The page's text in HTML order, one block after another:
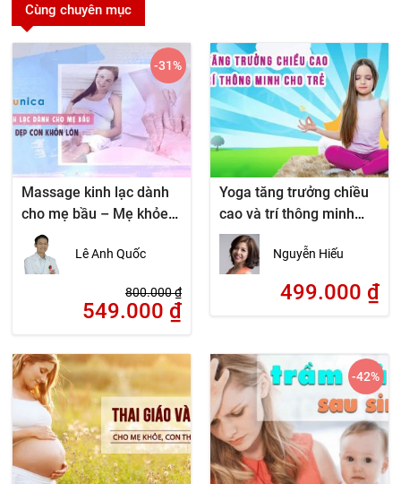
Cùng chuyên mục
Massage kinh lạc dành
cho mẹ bầu – Mẹ khỏe
đẹp con khôn lớn
Lê Anh Quốc
800.000₫
549.000 ₫
-31%
Yoga tăng trưởng chiều
cao và trí thông minh
cho trẻ
Nguyễn Hiếu
499.000 ₫
-42%